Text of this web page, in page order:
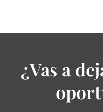
¿Vas a